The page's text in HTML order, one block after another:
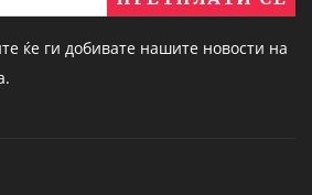
ќе ги добивате нашите новости на